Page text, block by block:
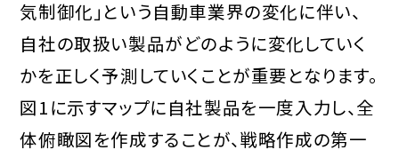
気制御化」という自動車業界の変化に伴い、
自社の取扱い製品がどのように変化していく
かを正しく予測していくことが重要となります。
図1に示すマップに自社製品を一度入力し、全
体俯瞰図を作成することが、戦略作成の第一